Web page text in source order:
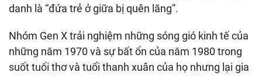
danh là “đứa trẻ ở giữa bị quên lãng”.
Nhóm Gen X trải nghiệm những sóng gió kinh tế của
những năm 1970 và sự bất ổn của năm 1980 trong
suốt tuổi thơ và tuổi thanh xuân của họ nhưng lại gia